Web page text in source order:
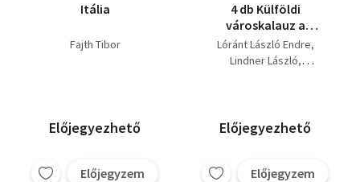
Itália
Fajth Tibor
Előjegyezhető
Előjegyzem
4 db Külföldi
városkalauz a
panoráma kiadótól:
Bécs + Milánó + Róma
Lóránt László Endre
Lindner László
Előjegyezhető
Előjegyzem